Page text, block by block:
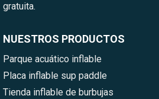
gratuita.
NUESTROS PRODUCTOS
Parque acuático inflable
Placa inflable sup paddle
Tienda inflable de burbujas